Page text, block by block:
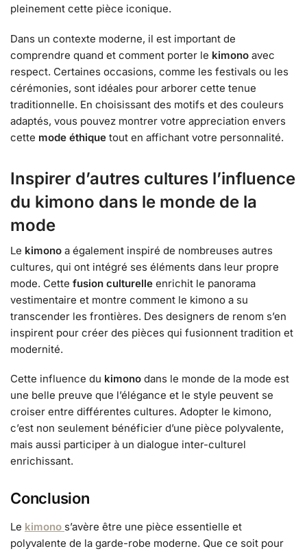
pleinement cette pièce iconique.
Dans un contexte moderne, il est important de
comprendre quand et comment porter le kimono avec
respect. Certaines occasions, comme les festivals ou les
cérémonies, sont idéales pour arborer cette tenue
traditionnelle. En choisissant des motifs et des couleurs
adaptés, vous pouvez montrer votre appreciation envers
cette mode éthique tout en affichant votre personnalité.
Inspirer d’autres cultures l’influence
du kimono dans le monde de la
mode
Le kimono a également inspiré de nombreuses autres
cultures, qui ont intégré ses éléments dans leur propre
mode. Cette fusion culturelle enrichit le panorama
vestimentaire et montre comment le kimono a su
transcender les frontières. Des designers de renom s’en
inspirent pour créer des pièces qui fusionnent tradition et
modernité.
Cette influence du kimono dans le monde de la mode est
une belle preuve que l’élégance et le style peuvent se
croiser entre différentes cultures. Adopter le kimono,
c’est non seulement bénéficier d’une pièce polyvalente,
mais aussi participer à un dialogue inter-culturel
enrichissant.
Conclusion
Le kimono s’avère être une pièce essentielle et
polyvalente de la garde-robe moderne. Que ce soit pour